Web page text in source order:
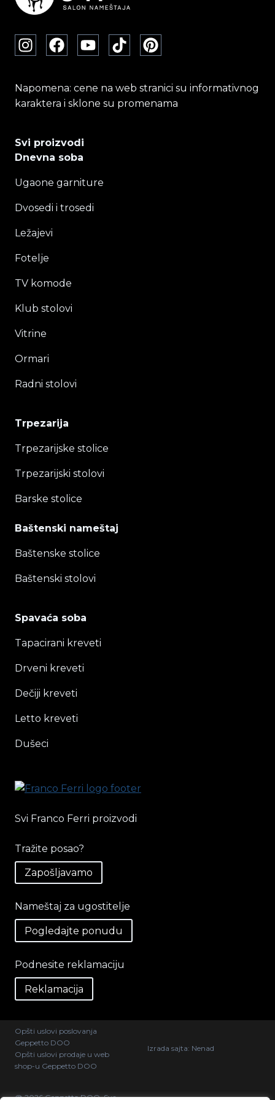
Napomena: cene na web stranici su informativnog
karaktera i sklone su promenama
Svi proizvodi
Dnevna soba
Ugaone garniture
Dvosedi i trosedi
Ležajevi
Fotelje
TV komode
Klub stolovi
Vitrine
Ormari
Radni stolovi
Trpezarija
Trpezarijske stolice
Trpezarijski stolovi
Barske stolice
Baštenski nameštaj
Baštenske stolice
Baštenski stolovi
Spavaća soba
Tapacirani kreveti
Drveni kreveti
Dečiji kreveti
Letto kreveti
Dušeci
Svi Franco Ferri proizvodi
Tražite posao?
Zapošljavamo
Nameštaj za ugostitelje
Pogledajte ponudu
Podnesite reklamaciju
Reklamacija
Opšti uslovi poslovanja
Geppetto DOO
Opšti uslovi prodaje u web
shop-u Geppetto DOO
Izrada sajta: Nenad
@ 2026 Geppetto DOO. Sva